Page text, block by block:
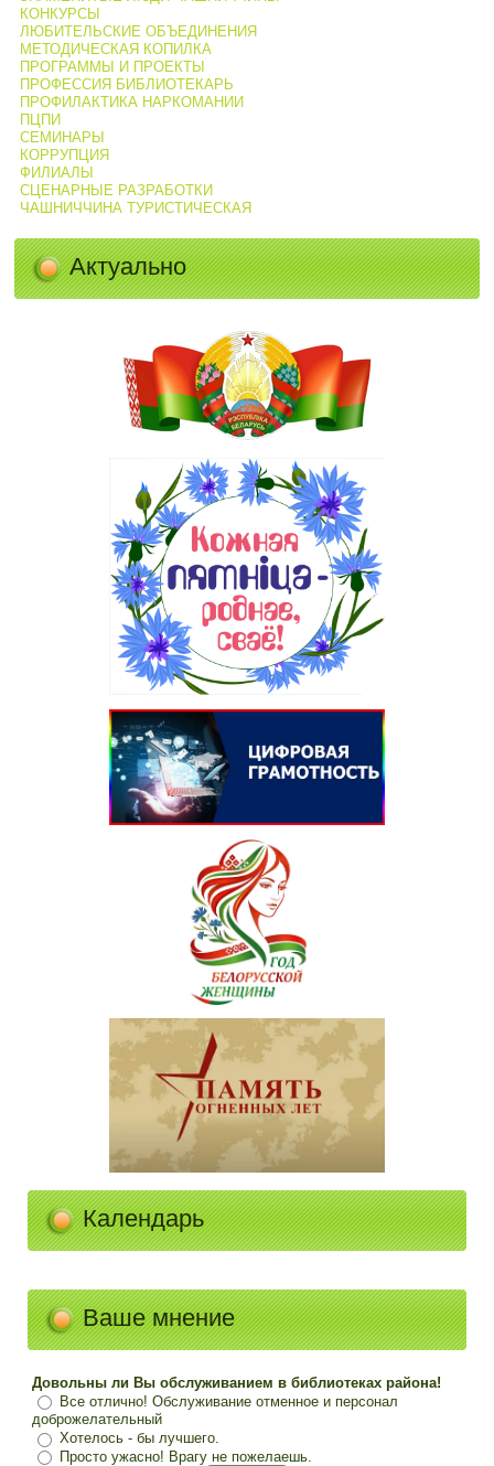
КОНКУРСЫ
ЛЮБИТЕЛЬСКИЕ ОБЪЕДИНЕНИЯ
МЕТОДИЧЕСКАЯ КОПИЛКА
ПРОГРАММЫ И ПРОЕКТЫ
ПРОФЕССИЯ БИБЛИОТЕКАРЬ
ПРОФИЛАКТИКА НАРКОМАНИИ
ПЦПИ
СЕМИНАРЫ
КОРРУПЦИЯ
ФИЛИАЛЫ
СЦЕНАРНЫЕ РАЗРАБОТКИ
ЧАШНИЧЧИНА ТУРИСТИЧЕСКАЯ
Актуально
Календарь
Ваше мнение
Довольны ли Вы обслуживанием в библиотеках района!
Все отлично! Обслуживание отменное и персонал
доброжелательный
Хотелось - бы лучшего.
Просто ужасно! Врагу не пожелаешь.